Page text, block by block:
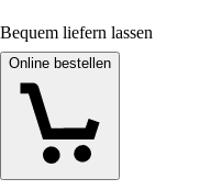
Bequem liefern lassen
Online bestellen